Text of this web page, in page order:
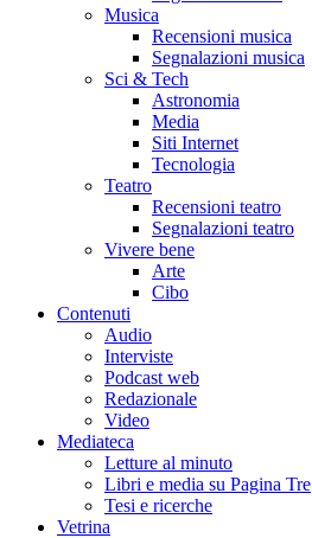
Musica
Recensioni musica
Segnalazioni musica
Sci & Tech
Astronomia
Media
Siti Internet
Tecnologia
Teatro
Recensioni teatro
Segnalazioni teatro
Vivere bene
Arte
Cibo
Contenuti
Audio
Interviste
Podcast web
Redazionale
Video
Mediateca
Letture al minuto
Libri e media su Pagina Tre
Tesi e ricerche
Vetrina